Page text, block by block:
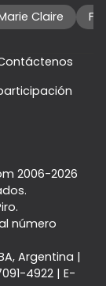
Claire
2006-2026
número
Argentina |
4922| E-